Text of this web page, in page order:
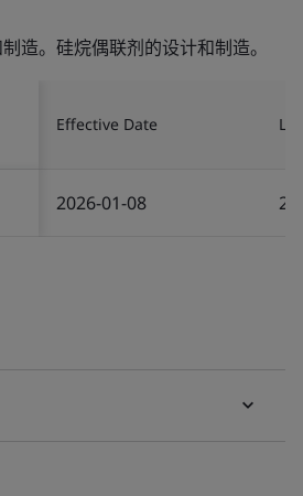
造。硅烷偶联剂的设计和制造。
Effective Date
2026-01-08